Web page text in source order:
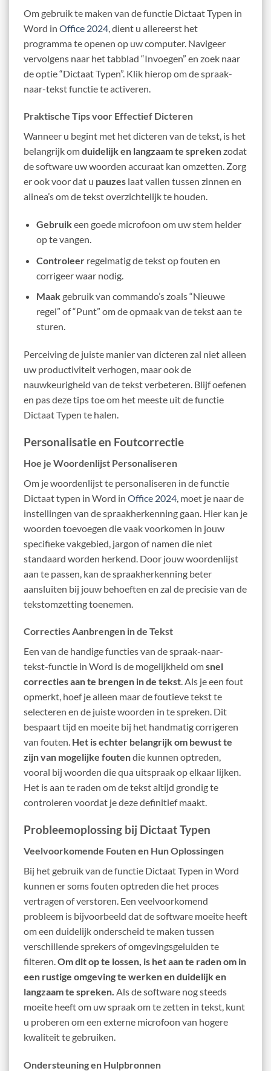
Om gebruik te maken van de functie Dictaat Typen in
Word in Office 2024 , dient u allereerst het
programma te openen op uw computer. Navigeer
vervolgens naar het tabblad “Invoegen” en zoek naar
de optie “Dictaat Typen”. Klik hierop om de spraak-
naar-tekst functie te activeren.
Praktische Tips voor Effectief Dicteren
Wanneer u begint met het dicteren van de tekst, is het
belangrijk omduidelijk en langzaam te sprekenzodat
de software uw woorden accuraat kan omzetten. Zorg
er ook voor dat u pauzes laat vallen tussen zinnen en
alinea’s om de tekst overzichtelijk te houden.
Gebruikeen goede microfoon om uw stem helder
op te vangen.
Controleerregelmatig de tekst op fouten en
corrigeer waar nodig.
Maakgebruik van commando’s zoals “Nieuwe
regel” of “Punt” om de opmaak van de tekst aan te
sturen.
Perceiving de juiste manier van dicteren zal niet alleen
uw productiviteit verhogen, maar ook de
nauwkeurigheid van de tekst verbeteren. Blijf oefenen
en pas deze tips toe om het meeste uit de functie
Dictaat Typen te halen.
Personalisatie en Foutcorrectie
Hoe je Woordenlijst Personaliseren
Om je woordenlijst te personaliseren in de functie
Dictaat typen in Word in Office 2024 , moet je naar de
instellingen van de spraakherkenning gaan. Hier kan je
woorden toevoegen die vaak voorkomen in jouw
specifieke vakgebied, jargon of namen die niet
standaard worden herkend. Door jouw woordenlijst
aan te passen, kan de spraakherkenning beter
aansluiten bij jouw behoeften en zal de precisie van de
tekstomzetting toenemen.
Correcties Aanbrengen in de Tekst
Een van de handige functies van de spraak-naar-
tekst-functie in Word is de mogelijkheid omsnel
correcties aan te brengen in de tekst. Als je een fout
opmerkt, hoef je alleen maar de foutieve tekst te
selecteren en de juiste woorden in te spreken. Dit
bespaart tijd en moeite bij het handmatig corrigeren
van fouten. Het is echter belangrijk om bewust te
zijn van mogelijke foutendie kunnen optreden,
vooral bij woorden die qua uitspraak op elkaar lijken.
Het is aan te raden om de tekst altijd grondig te
controleren voordat je deze definitief maakt.
Probleemoplossing bij Dictaat Typen
Veelvoorkomende Fouten en Hun Oplossingen
Bij het gebruik van de functie Dictaat Typen in Word
kunnen er soms fouten optreden die het proces
vertragen of verstoren. Een veelvoorkomend
probleem is bijvoorbeeld dat de software moeite heeft
om een duidelijk onderscheid te maken tussen
verschillende sprekers of omgevingsgeluiden te
filteren. Om dit op te lossen, is het aan te raden om in
een rustige omgeving te werken en duidelijk en
langzaam te spreken. Als de software nog steeds
moeite heeft om uw spraak om te zetten in tekst, kunt
u proberen om een externe microfoon van hogere
kwaliteit te gebruiken.
Ondersteuning en Hulpbronnen